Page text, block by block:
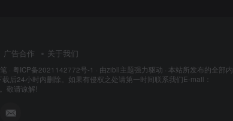
广告合作 关于我们
· 粤ICP备2021142772号-1 · 由zibll主题强力驱动 · 本站所发布的全部内
后24小时内删除。如果有侵权之处请第一时间联系我们E-mail：
敬请谅解!